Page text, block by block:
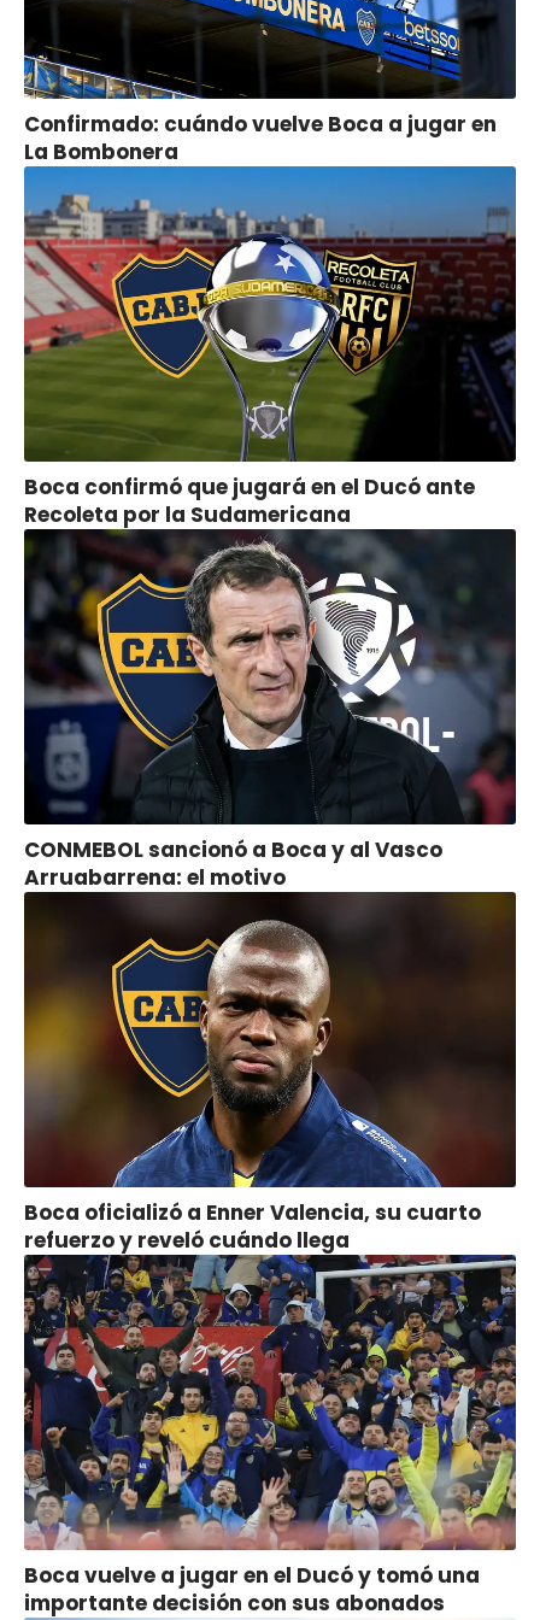
Confirmado: cuándo vuelve Boca a jugar en
La Bombonera
Boca confirmó que jugará en el Ducó ante
Recoleta por la Sudamericana
CONMEBOL sancionó a Boca y al Vasco
Arruabarrena: el motivo
Boca oficializó a Enner Valencia, su cuarto
refuerzo y reveló cuándo llega
Boca vuelve a jugar en el Ducó y tomó una
importante decisión con sus abonados